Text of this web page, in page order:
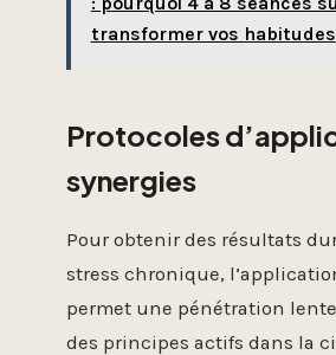
transformer vos habitudes
Protocoles
synergies
Pour obtenir des résultats
stress chronique,
permet une pénétration
des principes actifs dans la